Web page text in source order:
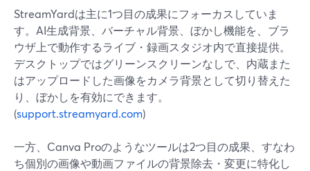
StreamYardは主に1つ目の成果にフォーカスしていま
す。AI生成背景、バーチャル背景、ぼかし機能を、ブラ
ウザ上で動作するライブ・録画スタジオ内で直接提供。
デスクトップではグリーンスクリーンなしで、内蔵また
はアップロードした画像をカメラ背景として切り替えた
り、ぼかしを有効にできます。
(support.streamyard.com)
一方、Canva Proのようなツールは2つ目の成果、すなわ
ち個別の画像や動画ファイルの背景除去・変更に特化し